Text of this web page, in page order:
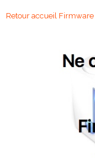
Retour accueil Firmware